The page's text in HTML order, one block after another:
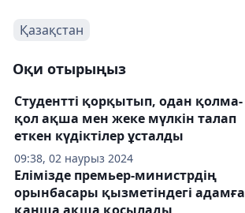
Қазақстан
Оқи отырыңыз
09:38, 02 наурыз 2024
Студентті қорқытып, одан қолма-
қол ақша мен жеке мүлкін талап
еткен күдіктілер ұсталды
Елімізде премьер-министрдің
орынбасары қызметіндегі адамға